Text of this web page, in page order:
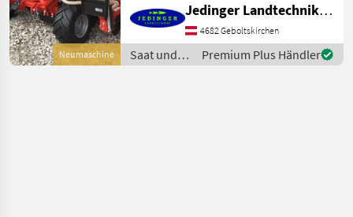
Neumaschine
Spuranreisser,
Direktsaatausstattung,
Gummidruckrollen, hydr.
klappbar, Mais,
Jedinger Landtechnik GmbH
4682 Geboltskirchen
Saat und
Pflege /
Premium Plus Händler